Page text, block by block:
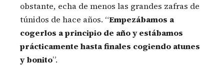
obstante, echa de menos las grandes zafras de
túnidos de hace años. “Empezábamos a
cogerlos a principio de año y estábamos
prácticamente hasta finales cogiendo atunes
y bonito”.